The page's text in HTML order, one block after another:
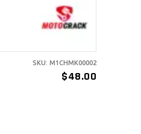
$48.00
SKU: M1CHMK00002